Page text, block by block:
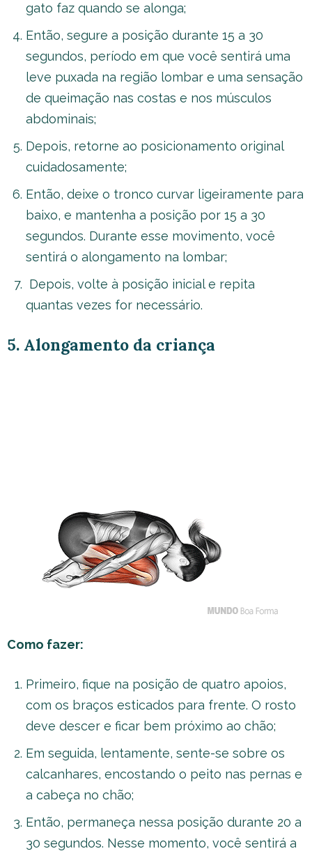
gato faz quando se alonga;
Então, segure a posição durante 15 a 30
segundos, período em que você sentirá uma
leve puxada na região lombar e uma sensação
de queimação nas costas e nos músculos
abdominais;
Depois, retorne ao posicionamento original
cuidadosamente;
Então, deixe o tronco curvar ligeiramente para
baixo, e mantenha a posição por 15 a 30
segundos. Durante esse movimento, você
sentirá o alongamento na lombar;
Depois, volte à posição inicial e repita
quantas vezes for necessário.
5. Alongamento da criança
Como fazer:
Primeiro, fique na posição de quatro apoios,
com os braços esticados para frente. O rosto
deve descer e ficar bem próximo ao chão;
Em seguida, lentamente, sente-se sobre os
calcanhares, encostando o peito nas pernas e
a cabeça no chão;
Então, permaneça nessa posição durante 20 a
30 segundos. Nesse momento, você sentirá a